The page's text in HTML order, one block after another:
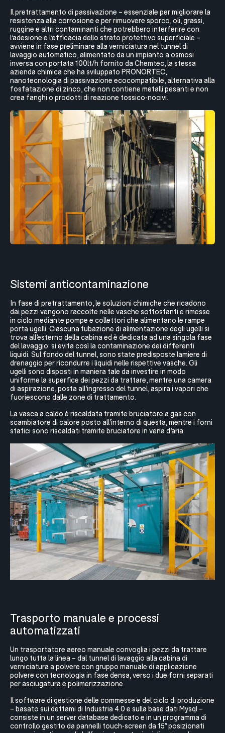
Il pretrattamento di passivazione – essenziale per migliorare la
resistenza alla corrosione e per rimuovere sporco, oli, grassi,
ruggine e altri contaminanti che potrebbero interferire con
l’adesione e l’efficacia dello strato protettivo superficiale –
avviene in fase preliminare alla verniciatura nel tunnel di
lavaggio automatico, alimentato da un impianto a osmosi
inversa con portata 100lt/h fornito da Chemtec, la stessa
azienda chimica che ha sviluppato PRONORTEC,
nanotecnologia di passivazione ecocompatibile, alternativa alla
fosfatazione di zinco, che non contiene metalli pesanti e non
crea fanghi o prodotti di reazione tossico-nocivi.
Sistemi anticontaminazione
In fase di pretrattamento, le soluzioni chimiche che ricadono
dai pezzi vengono raccolte nelle vasche sottostanti e rimesse
in ciclo mediante pompe e collettori che alimentano le rampe
porta ugelli. Ciascuna tubazione di alimentazione degli ugelli si
trova all’esterno della cabina ed è dedicata ad una singola fase
del lavaggio: si evita così la contaminazione dei differenti
liquidi. Sul fondo del tunnel, sono state predisposte lamiere di
drenaggio per ricondurre i liquidi nelle rispettive vasche. Gli
ugelli sono disposti in maniera tale da investire in modo
uniforme la superfice dei pezzi da trattare, mentre una camera
di aspirazione, posta all’ingresso del tunnel, aspira i vapori che
fuoriescono dalle zone di trattamento.
La vasca a caldo è riscaldata tramite bruciatore a gas con
scambiatore di calore posto all’interno di questa, mentre i forni
statici sono riscaldati tramite bruciatore in vena d’aria.
Trasporto manuale e processi
automatizzati
Un trasportatore aereo manuale convoglia i pezzi da trattare
lungo tutta la linea – dal tunnel di lavaggio alla cabina di
verniciatura a polvere con gruppo manuale di applicazione
polvere con tecnologia in fase densa, verso i due forni separati
per asciugatura e polimerizzazione.
Il software di gestione delle commesse e del ciclo di produzione
– basato sui dettami di Industria 4.0 e sulla base dati Mysql –
consiste in un server database dedicato e in un programma di
controllo gestito da pannelli touch-screen da 15” posizionati